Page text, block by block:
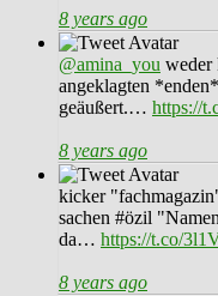
8 years ago
@amina_you weder
angeklagten
geäußert.… https://
8 years ago
kicker
sachen #özil
da… https://t.co/
8 years ago